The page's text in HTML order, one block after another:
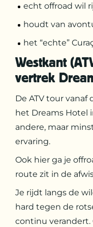
echt offroad wil
houdt van
het “echte”
Westkant
vertrek
De ATV tour
het Dreams Hotel
andere, maar
ervaring.
Ook hier ga je
route zit in de
Je rijdt langs de
hard tegen de
continu verandert.